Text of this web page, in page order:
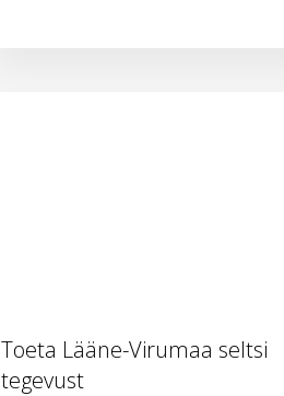
Toeta Lääne-Virumaa seltsi
tegevust